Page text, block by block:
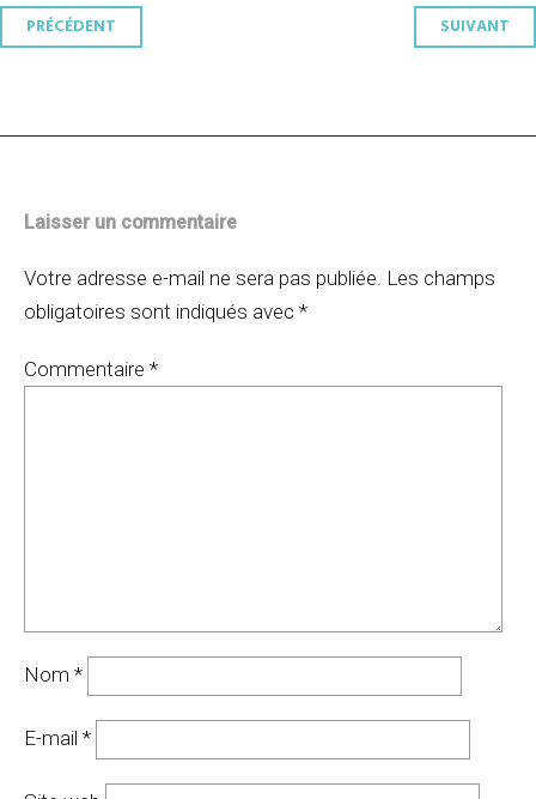
Navigation
PRÉCÉDENT SUIVANT
Laisser un commentaire
Votre adresse e-mail ne sera pas publiée. Les champs
obligatoires sont indiqués avec *
Commentaire *
Nom *
E-mail *